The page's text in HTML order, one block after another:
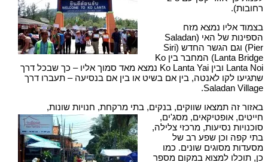
רחובות).
בצמוד אליו נמצא מזח
הספינות של האי (Saladan
Pier) וגם הגשר החדש (Siri
Lanta Bridge) המחבר בין Ko
Lanta Noi ובין Ko Lanta Yai נמצא מאד סמוך אליו – כך שבכל דרך
שתגיעו לקו לאנטה, בין אם בשיט או בין אם בנסיעה – תעברו דרך
Saladan Village.
באזור זה תמצאו שווקים, בנקים, בתי מרקחת, חנויות שונות,
חייטים, אופטיקאים, מסג'ים,
סוכנויות נסיעות, מרכזי צלילה,
בתי קפה וכן שפע רב של
מסעדות מסוגים שונים. כמו
כן, תוכלו למצוא במקום מספר